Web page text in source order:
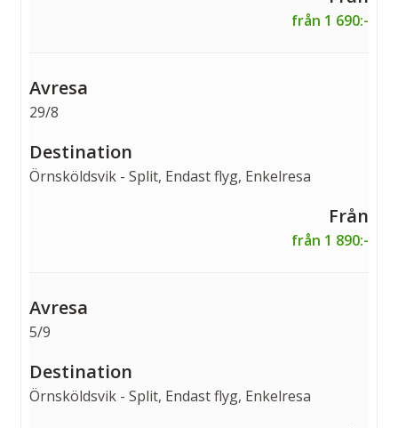
från 1 690:-
29/8
Örnsköldsvik - Split, Endast flyg, Enkelresa
från 1 890:-
5/9
Örnsköldsvik - Split, Endast flyg, Enkelresa